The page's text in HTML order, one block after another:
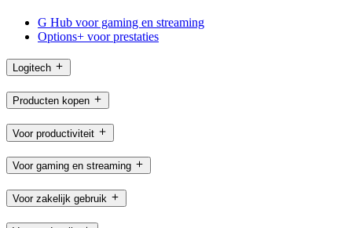
G Hub voor gaming en streaming
Options+ voor prestaties
Logitech
Producten kopen
Voor productiviteit
Voor gaming en streaming
Voor zakelijk gebruik